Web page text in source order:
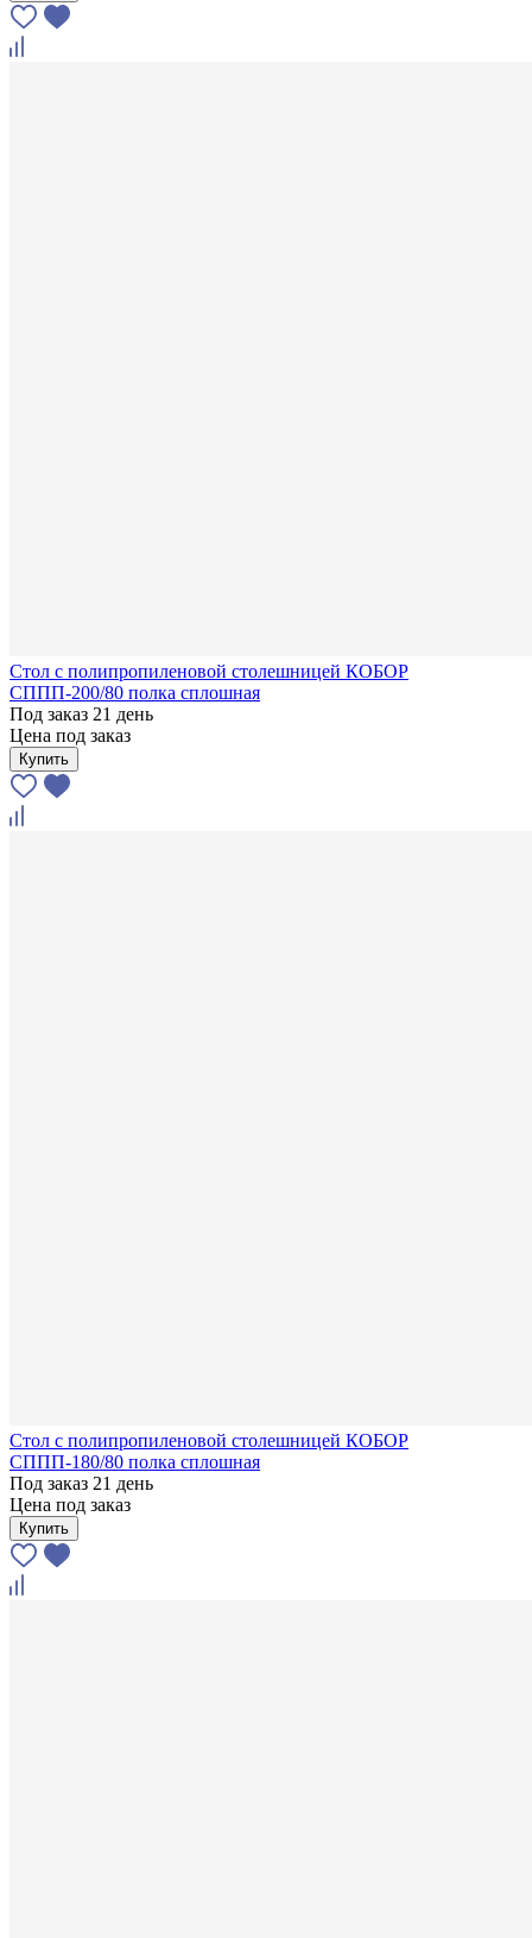
Стол с полипропиленовой столешницей КОБОР
СППП-200/80 полка сплошная
Под заказ 21 день
Цена под заказ
Купить
Стол с полипропиленовой столешницей КОБОР
СППП-180/80 полка сплошная
Под заказ 21 день
Цена под заказ
Купить